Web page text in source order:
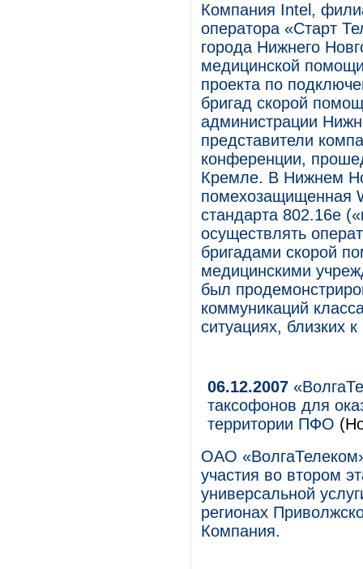
Компания Intel,
оператора «Старт
города Нижнего
медицинской
проекта по
бригад скорой
администрации
представители
конференции,
Кремле. В Нижнем
помехозащищенная
стандарта 802.16е
осуществлять
бригадами скорой
медицинскими
был
коммуникаций
ситуациях, близких
06.12.2007
таксофонов для
территории ПФО
ОАО
участия во втором
универсальной
регионах
Компания.